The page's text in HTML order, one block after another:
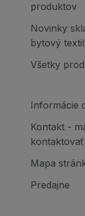
produktov
Novinky
bytový textil
Všetky
Informácie
Kontakt -
kontaktovať
Mapa
Predajne